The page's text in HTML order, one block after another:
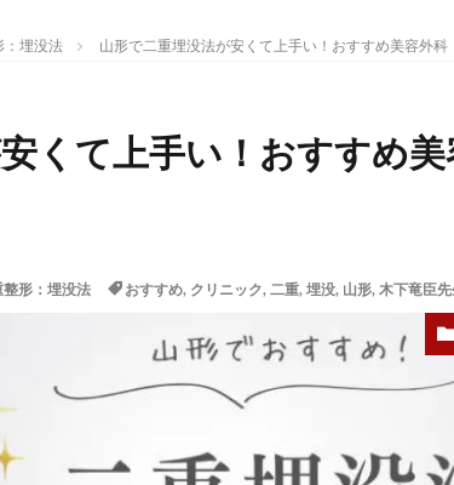
：埋没法 山形で二重埋没法が安くて上手い！おすすめ美容外科
くて上手い！おすすめ美
整形：埋没法 おすすめ, クリニック, 二重, 埋没, 山形, 木下竜臣先